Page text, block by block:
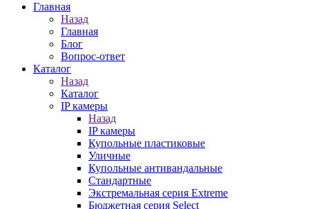
Главная
Назад
Главная
Блог
Вопрос-ответ
Каталог
Назад
Каталог
IP камеры
Назад
IP камеры
Купольные пластиковые
Уличные
Купольные антивандальные
Стандартные
Экстремальная серия Extreme
Бюджетная серия Select